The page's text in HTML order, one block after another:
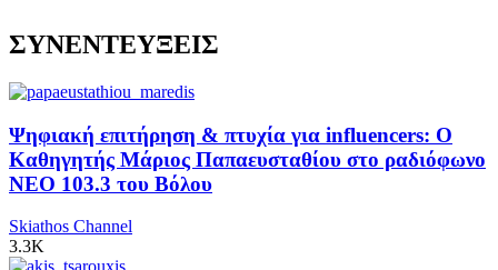
ΣΥΝΕΝΤΕΥΞΕΙΣ
Ψηφιακή επιτήρηση & πτυχία για influencers: Ο
Καθηγητής Μάριος Παπαευσταθίου στο ραδιόφωνο
NEO 103.3 του Βόλου
Skiathos Channel
3.3K